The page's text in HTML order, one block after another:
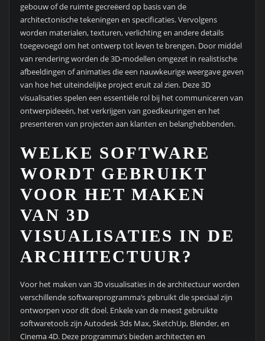
gebouw of de ruimte gecreëerd op basis van de
architectonische tekeningen en specificaties. Vervolgens
worden materialen, texturen, verlichting en andere details
toegevoegd om het ontwerp tot leven te brengen. Door middel
van rendering worden de 3D-modellen omgezet in realistische
afbeeldingen of animaties die een nauwkeurige weergave geven
van hoe het uiteindelijke project eruit zal zien. Deze 3D
visualisaties spelen een essentiële rol bij het communiceren van
ontwerpideeën, het verkrijgen van goedkeuringen en het
presenteren van projecten aan klanten en belanghebbenden.
WELKE SOFTWARE
WORDT GEBRUIKT
VOOR HET MAKEN
VAN 3D
VISUALISATIES IN DE
ARCHITECTUUR?
Voor het maken van 3D visualisaties in de architectuur worden
verschillende softwareprogramma’s gebruikt die speciaal zijn
ontworpen voor dit doel. Enkele van de meest gebruikte
softwaretools zijn Autodesk 3ds Max, SketchUp, Blender, en
Cinema 4D. Deze programma’s bieden architecten en